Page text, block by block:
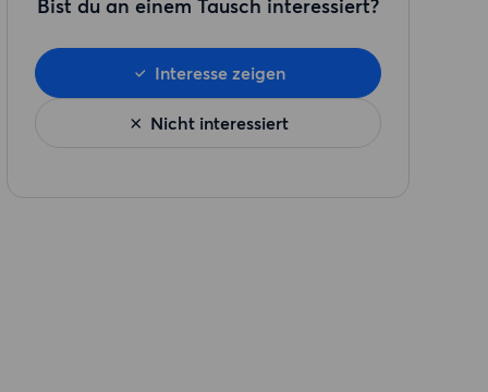
Bist du an einem Tausch interessiert?
Nicht interessiert
Interesse zeigen